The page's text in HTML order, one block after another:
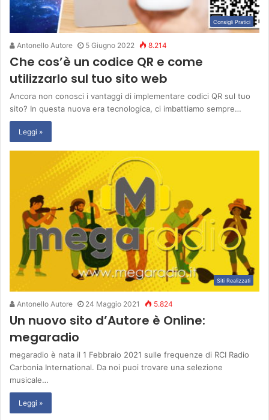
Consigli Pratici
Antonello Autore 5 Giugno 2022 8.214
Che cos’è un codice QR e come
utilizzarlo sul tuo sito web
Ancora non conosci i vantaggi di implementare codici QR sul tuo
sito? In questa nuova era tecnologica, ci imbattiamo sempre…
Leggi »
Siti Realizzati
Antonello Autore 24 Maggio 2021 5.824
Un nuovo sito d’Autore è Online:
megaradio
megaradio è nata il 1 Febbraio 2021 sulle frequenze di RCI Radio
Carbonia International. Da noi puoi trovare una selezione
musicale…
Leggi »